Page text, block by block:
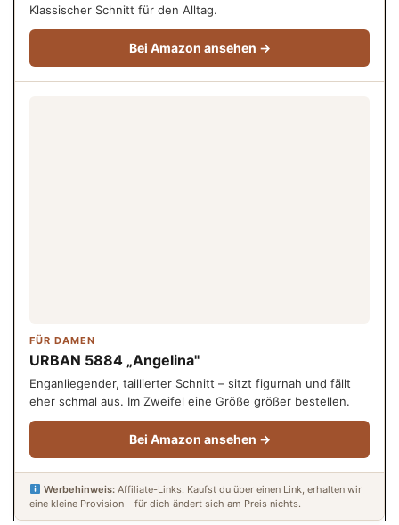
Klassischer Schnitt für den Alltag.
Bei Amazon ansehen →
FÜR DAMEN
URBAN 5884 „Angelina"
Enganliegender, taillierter Schnitt – sitzt figurnah und fällt
eher schmal aus. Im Zweifel eine Größe größer bestellen.
Bei Amazon ansehen →
Werbehinweis:Affiliate-Links. Kaufst du über einen Link, erhalten wir
eine kleine Provision – für dich ändert sich am Preis nichts.